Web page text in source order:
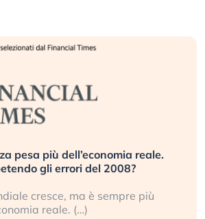
pesa più dell’economia reale.
gli errori del 2008?
cresce, ma è sempre più
reale. (…)